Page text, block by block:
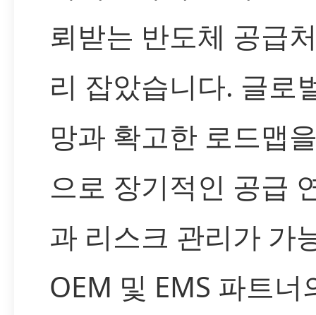
뢰받는 반도체 공급
리 잡았습니다. 글로
망과 확고한 로드맵
으로 장기적인 공급
과 리스크 관리가 가
OEM 및 EMS 파트너